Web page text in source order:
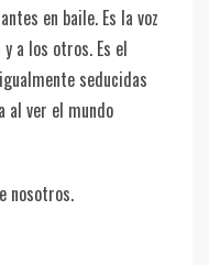
en baile. Es la voz
a los otros. Es el
seducidas
al ver el mundo
nosotros.